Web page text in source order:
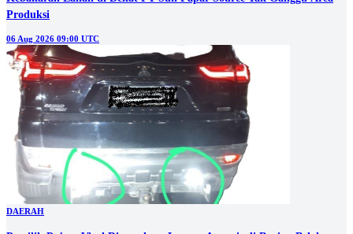
Produksi
06 Aug 2026 09:00 UTC
DAERAH